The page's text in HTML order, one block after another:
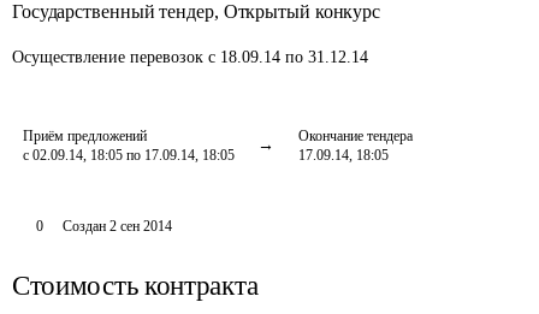
Государственный тендер, Открытый конкурс
Осуществление перевозок с 18.09.14 по 31.12.14
Приём предложений
с 02.09.14, 18:05 по 17.09.14, 18:05
Окончание тендера
17.09.14, 18:05
0 Создан 2 сен 2014
Стоимость контракта